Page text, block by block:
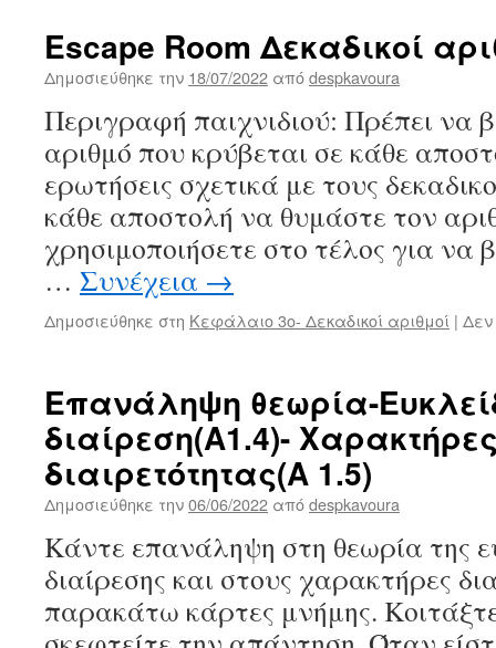
Escape Room Δεκαδικοί
Δημοσιεύθηκε την 18/07/2022 απόdespkavoura
Περιγραφή παιχνιδιού: Πρέπει να
αριθμό που κρύβεται σε κάθε
ερωτήσεις σχετικά με τους
κάθε αποστολή να θυμάστε τον
χρησιμοποιήσετε στο τέλος για να
… Συνέχεια →
Δημοσιεύθηκε στη Κεφάλαιο 3ο- Δεκαδικοί αριθμοί | Δεν
Επανάληψη θεωρία-
διαίρεση(Α1.4)-
διαιρετότητας(Α 1.5)
Δημοσιεύθηκε την06/06/2022 απόdespkavoura
Κάντε επανάληψη στη θεωρία της
διαίρεσης και στους χαρακτήρες
παρακάτω κάρτες μνήμης.